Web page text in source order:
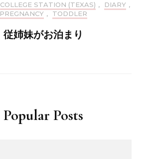
COLLEGE STATION (TEXAS) , DIARY ,
PREGNANCY , TODDLER
従姉妹がお泊まり
Popular Posts